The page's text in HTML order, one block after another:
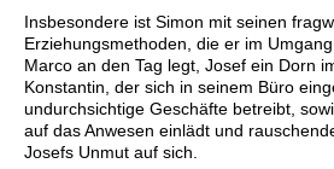
Insbesondere ist Simon mit seinen
Erziehungsmethoden, die er im
Marco an den Tag legt, Josef ein Dorn
Konstantin, der sich in seinem Büro
undurchsichtige Geschäfte betreibt,
auf das Anwesen einlädt und
Josefs Unmut auf sich.